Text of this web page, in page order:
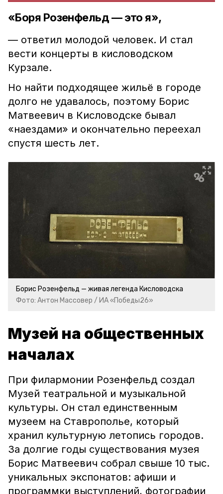
«Боря Розенфельд — это я»,
— ответил молодой человек. И стал
вести концерты в кисловодском
Курзале.
Но найти подходящее жильё в городе
долго не удавалось, поэтому Борис
Матвеевич в Кисловодске бывал
«наездами» и окончательно переехал
спустя шесть лет.
Борис Розенфельд — живая легенда Кисловодска
Фото: Антон Массовер / ИА «Победы26»
Музей на общественных
началах
При филармонии Розенфельд создал
Музей театральной и музыкальной
культуры. Он стал единственным
музеем на Ставрополье, который
хранил культурную летопись городов.
За долгие годы существования музея
Борис Матвеевич собрал свыше 10 тыс.
уникальных экспонатов: афиши и
программки выступлений, фотографии